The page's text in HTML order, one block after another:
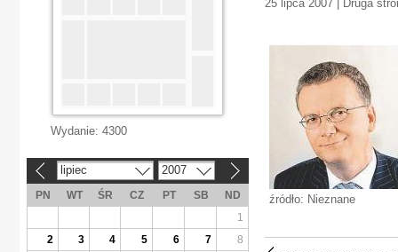
25 lipca 2007 | Druga
źródło: Nieznane
Wydanie: 4300
lipiec 2007
PN WT ŚR CZ PT SB
ND
1
2
3 4 5 6 7
8